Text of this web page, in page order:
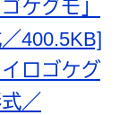
ケグモ」
400.5KB]
ロゴケグ
／